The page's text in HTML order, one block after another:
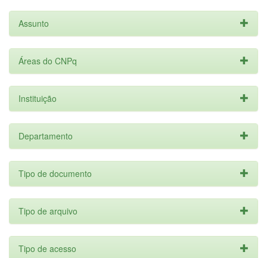
Assunto
Áreas do CNPq
Instituição
Departamento
Tipo de documento
Tipo de arquivo
Tipo de acesso